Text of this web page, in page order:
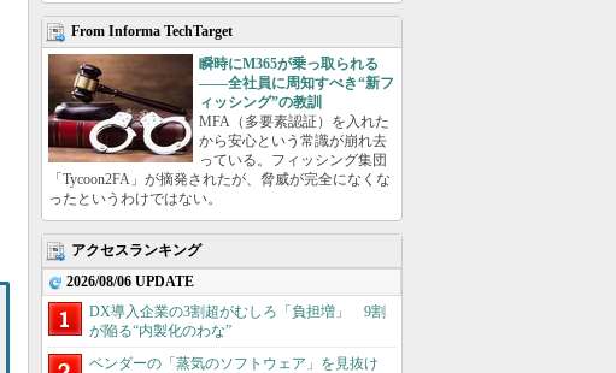
From Informa TechTarget
瞬時にM365が乗っ取られる
――全社員に周知すべき“新フ
ィッシング”の教訓
MFA（多要素認証）を入れた
から安心という常識が崩れ去
っている。フィッシング集団
「Tycoon2FA」が摘発されたが、脅威が完全になくな
ったというわけではない。
アクセスランキング
2026/08/06 UPDATE
DX導入企業の3割超がむしろ「負担増」 9割
が陥る“内製化のわな”
ベンダーの「蒸気のソフトウェア」を見抜け